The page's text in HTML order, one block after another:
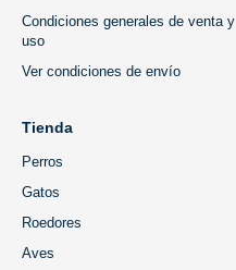
Condiciones generales de venta y
uso
Ver condiciones de envío
Tienda
Perros
Gatos
Roedores
Aves